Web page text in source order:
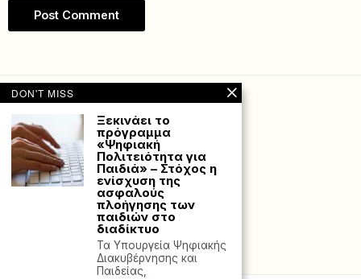
by Hostville”)
DON'T MISS
Ξεκινάει το
πρόγραμμα
«Ψηφιακή
Πολιτειότητα για
Παιδιά» – Στόχος η
ενίσχυση της
ασφαλούς
πλοήγησης των
παιδιών στο
διαδίκτυο
Τα Υπουργεία Ψηφιακής
Διακυβέρνησης και
Παιδείας,